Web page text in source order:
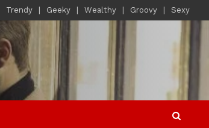
Trendy Geeky Wealthy Groovy Sexy